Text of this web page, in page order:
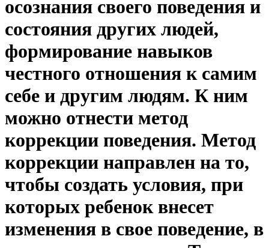
осознания своего поведения и
состояния других людей,
формирование навыков
честного отношения к самим
себе и другим людям. К ним
можно отнести метод
коррекции поведения. Метод
коррекции направлен на то,
чтобы создать условия, при
которых ребенок внесет
изменения в свое поведение, в